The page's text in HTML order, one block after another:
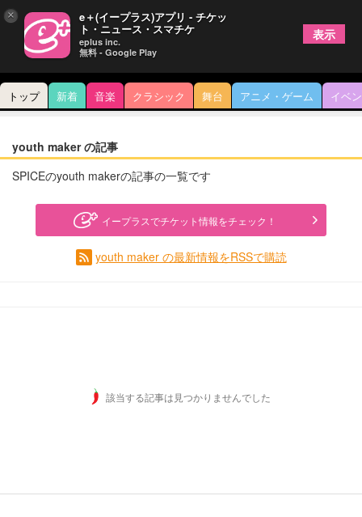
トップ 新着 音楽 クラシック 舞台 アニメ・ゲーム イベ
youth maker の記事
SPICEのyouth makerの記事の一覧です
イープラスでチケット情報をチェック！
youth maker の最新情報をRSSで購読
該当する記事は見つかりませんでした
× e＋(イープラス)アプリ - チケッ
ト・ニュース・スマチケ
eplus inc.
無料 - Google Play
表示